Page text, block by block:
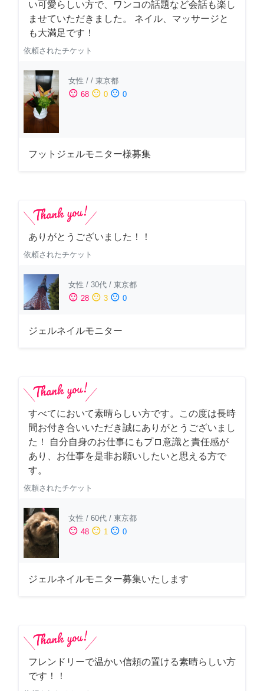
い可愛らしい方で、ワンコの話題など会話も楽し
ませていただきました。 ネイル、マッサージと
も大満足です！
依頼されたチケット
女性 / / 東京都
sentiment_satisfied 68 sentiment_neutral 0 sentiment_dissatisfied 0
フットジェルモニター様募集
ありがとうございました！！
依頼されたチケット
女性 / 30代 / 東京都
sentiment_satisfied 28 sentiment_neutral 3 sentiment_dissatisfied 0
ジェルネイルモニター
すべてにおいて素晴らしい方です。この度は長時
間お付き合いいただき誠にありがとうございまし
た！ 自分自身のお仕事にもプロ意識と責任感が
あり、お仕事を是非お願いしたいと思える方で
す。
依頼されたチケット
女性 / 60代 / 東京都
sentiment_satisfied 48 sentiment_neutral 1 sentiment_dissatisfied 0
ジェルネイルモニター募集いたします
フレンドリーで温かい信頼の置ける素晴らしい方
です！！